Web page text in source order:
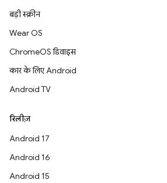
बड़ी स्क्रीन
Wear OS
ChromeOS डिवाइस
कार के लिए Android
Android TV
रिलीज़
Android 17
Android 16
Android 15